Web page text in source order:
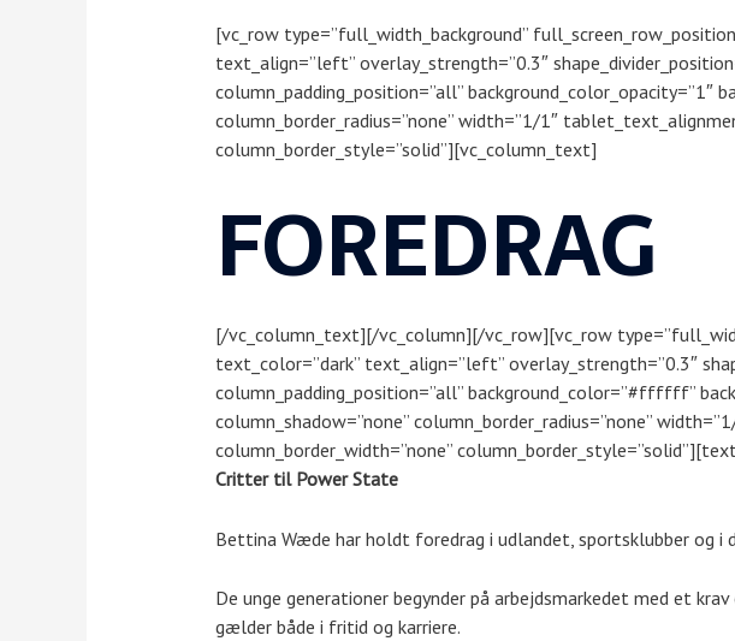
[vc_row type=”full_width_background”
text_align=”left” overlay_strength=”0.3″
column_padding_position=”all” background_color_opacity=”1″
column_border_radius=”none” width=”1/1″
column_border_style=”solid”][vc_column_text]
FOREDRAG
[/vc_column_text][/vc_column][/vc_row][vc_row
text_color=”dark” text_align=”left” overlay_strength=”0.3″
column_padding_position=”all” background_color=”#ffffff”
column_shadow=”none” column_border_radius=”none”
column_border_width=”none”
Critter til Power State
Bettina Wæde har holdt foredrag i udlandet, sportsklubber og i
De unge generationer begynder på arbejdsmarkedet med et
gælder både i fritid og karriere.